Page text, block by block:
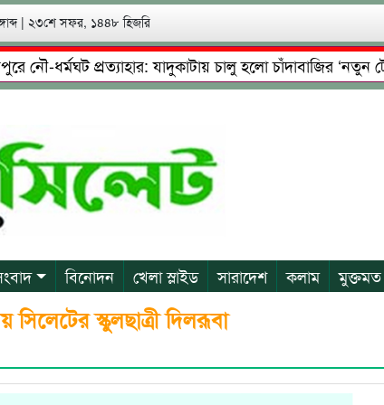
| ২৩শে সফর, ১৪৪৮ হিজরি
প্রত্যাহার: যাদুকাটায় চালু হলো চাঁদাবাজির ‘নতুন টোল’!
গ্রেফতারের পর জামিনে মূক্ত রাসেল, আতঙ্কে পরিবার
বিনোদন খেলা স্লাইড সারাদেশ কলাম মুক্তমত
স্কুলছাত্রী দিলরূবা